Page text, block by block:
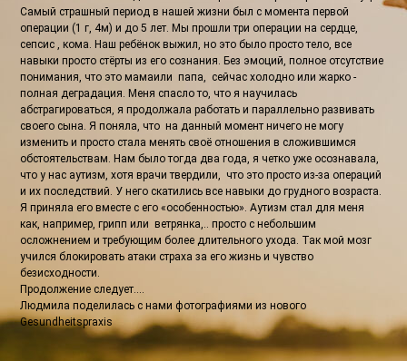
Самый страшный период в нашей жизни был с момента первой
операции (1 г, 4м) и до 5 лет. Мы прошли три операции на сердце,
сепсис , кома. Наш ребёнок выжил, но это было просто тело, все
навыки просто стёрты из его сознания. Без эмоций, полное отсутствие
понимания, что это мамаили папа, сейчас холодно или жарко -
полная деградация. Меня спасло то, что я научилась
абстрагироваться, я продолжала работать и параллельно развивать
своего сына. Я поняла, что на данный момент ничего не могу
изменить и просто стала менять своё отношения в сложившимся
обстоятельствам. Нам было тогда два года, я четко уже осознавала,
что у нас аутизм, хотя врачи твердили, что это просто из-за операций
и их последствий. У него скатились все навыки до грудного возраста.
Я приняла его вместе с его «особенностью». Аутизм стал для меня
как, например, грипп или ветрянка,.. просто с небольшим
осложнением и требующим более длительного ухода. Так мой мозг
учился блокировать атаки страха за его жизнь и чувство
безисходности.
Продолжение следует....
Людмила поделилась с нами фотографиями из нового
Gesundheitspraxis